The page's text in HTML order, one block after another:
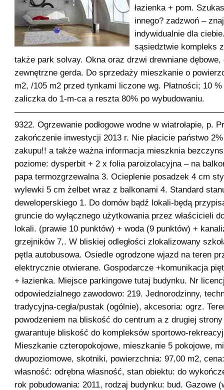
łazienka + pom.
innego? zadzwoń –
indywidualnie dla
sąsiedztwie kompleks
także park solvay. Okna oraz drzwi drewniane dębowe,
zewnętrzne gerda. Do sprzedaży mieszkanie o
m2, /105 m2 przed tynkami liczone wg. Płatności; 10
zaliczka do 1-m-ca a reszta 80% po wybudowaniu.
9322. Ogrzewanie podłogowe wodne w wiatrołapie, p.
zakończenie inwestycji 2013 r. Nie płacicie państwo
zakupu!! a także ważna informacja mieszknia
poziome: dysperbit + 2 x folia paroizolacyjna – na
papa termozgrzewalna 3. Ocieplenie posadzek 4 cm
wylewki 5 cm żelbet wraz z balkonami 4. Standard
deweloperskiego 1. Do domów bądź lokali-będą
gruncie do wyłącznego użytkowania przez właścicieli
lokali. (prawie 10 punktów) + woda (9 punktów) +
grzejników 7,. W bliskiej odległości zlokalizowany
pętla autobusowa. Osiedle ogrodzone wjazd na teren
elektrycznie otwierane. Gospodarcze +komunikacja
+ łazienka. Miejsce parkingowe tutaj budynku. Nr
odpowiedzialnego zawodowo: 219. Jednorodzinny,
tradycyjna-cegła/pustak (ogólnie), akcesoria: ogrz.
powodzeniem na bliskość do centrum a z drugiej strony
gwarantuje bliskość do kompleksów sportowo-
Mieszkanie czteropokojowe, mieszkanie 5 pokojowe,
dwupoziomowe, skotniki, powierzchnia: 97,00 m2,
własność: odrębna własność, stan obiektu: do
rok pobudowania: 2011, rodzaj budynku: bud. Gazowe